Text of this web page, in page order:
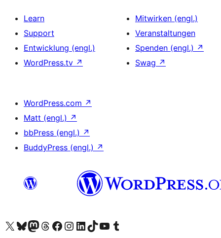
Learn
Support
Entwicklung (engl.)
WordPress.tv ↗
Mitwirken (engl.)
Veranstaltungen
Spenden (engl.) ↗
Swag ↗
WordPress.com ↗
Matt (engl.) ↗
bbPress (engl.) ↗
BuddyPress (engl.) ↗
Das X-Konto (früher Twitter) von WordPress.org besuchen
Das Bluesky-Konto von WordPress.org besuchen
Das Mastodon-Konto von WordPress.org besuchen
Das Threads-Konto von WordPress.org besuchen
Die Facebook-Seite von WordPress.org besuchen
Das Instagram-Konto von WordPress.org besuchen
Das LinkedIn-Konto von WordPress.org besuchen
Das TikTok-Konto von WordPress.org besuchen
Den YouTube-Kanal von WordPress.org besuchen
Das Tumblr-Konto von WordPress.org besuchen